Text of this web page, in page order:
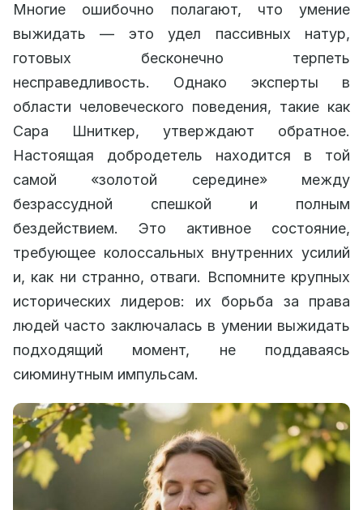
Многие ошибочно полагают, что умение
выжидать — это удел пассивных натур,
готовых бесконечно терпеть
несправедливость. Однако эксперты в
области человеческого поведения, такие как
Сара Шниткер, утверждают обратное.
Настоящая добродетель находится в той
самой «золотой середине» между
безрассудной спешкой и полным
бездействием. Это активное состояние,
требующее колоссальных внутренних усилий
и, как ни странно, отваги. Вспомните крупных
исторических лидеров: их борьба за права
людей часто заключалась в умении выжидать
подходящий момент, не поддаваясь
сиюминутным импульсам.